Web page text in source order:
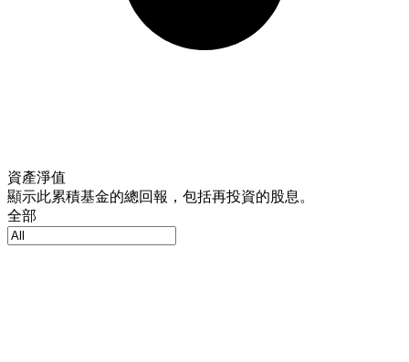
資產淨值
顯示此累積基金的總回報，包括再投資的股息。
全部